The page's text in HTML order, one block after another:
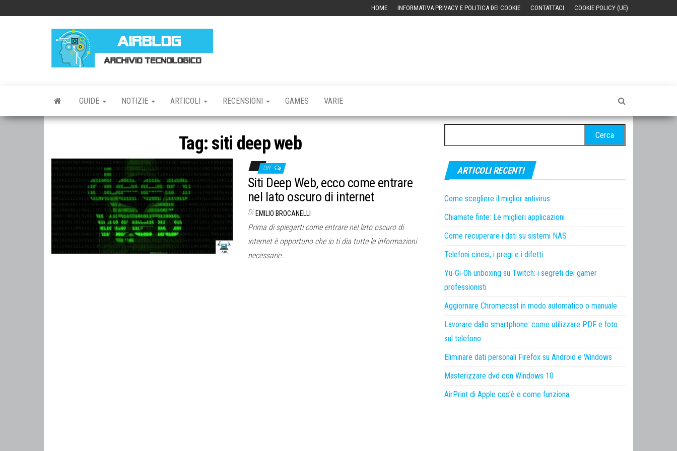
HOME INFORMATIVA PRIVACY E POLITICA DEI COOKIE CONTATTACI COOKIE POLICY (UE)
GUIDE NOTIZIE ARTICOLI RECENSIONI GAMES VARIE
Tag: siti deep web
Off
Siti Deep Web, ecco come entrare
nel lato oscuro di internet
Di EMILIO BROCANELLI
Prima di spiegarti come entrare nel lato oscuro di
internet è opportuno che io ti dia tutte le informazioni
necessarie…
per:
ARTICOLI RECENTI
Come scegliere il miglior antivirus
Chiamate finte: Le migliori applicazioni
Come recuperare i dati su sistemi NAS
Telefoni cinesi, i pregi e i difetti
Yu-Gi-Oh unboxing su Twitch: i segreti dei gamer
professionisti
Aggiornare Chromecast in modo automatico o manuale
Lavorare dallo smartphone: come utilizzare PDF e foto
sul telefono
Eliminare dati personali Firefox su Android e Windows
Masterizzare dvd con Windows 10
AirPrint di Apple cos’è e come funziona